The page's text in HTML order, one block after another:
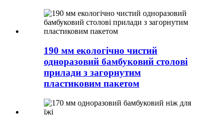
190 мм екологічно чистий
одноразовий бамбуковий столові
прилади з загорнутим
пластиковим пакетом